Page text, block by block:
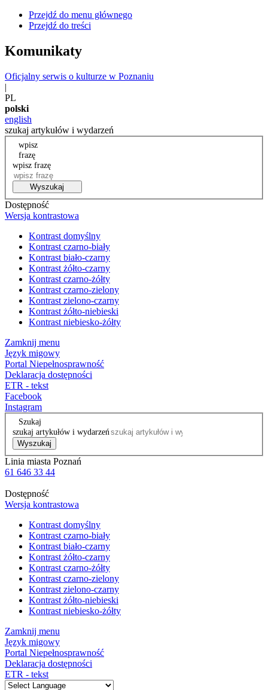
Przejdź do menu głównego
Przejdź do treści
Komunikaty
Oficjalny serwis o kulturze w Poznaniu
|
PL
polski
english
szukaj artykułów i wydarzeń
wpisz
frazę
wpisz frazę
Wyszukaj
Dostępność
Wersja kontrastowa
Kontrast domyślny
Kontrast czarno-biały
Kontrast biało-czarny
Kontrast żółto-czarny
Kontrast czarno-żółty
Kontrast czarno-zielony
Kontrast zielono-czarny
Kontrast żółto-niebieski
Kontrast niebiesko-żółty
Zamknij menu
Język migowy
Portal Niepełnosprawność
Deklaracja dostępności
ETR - tekst
Facebook
Instagram
Szukaj
szukaj artykułów i wydarzeń
Wyszukaj
Linia miasta Poznań
61 646 33 44
Dostępność
Wersja kontrastowa
Kontrast domyślny
Kontrast czarno-biały
Kontrast biało-czarny
Kontrast żółto-czarny
Kontrast czarno-żółty
Kontrast czarno-zielony
Kontrast zielono-czarny
Kontrast żółto-niebieski
Kontrast niebiesko-żółty
Zamknij menu
Język migowy
Portal Niepełnosprawność
Deklaracja dostępności
ETR - tekst